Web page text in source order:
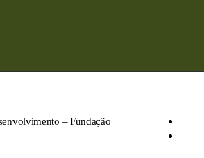
– Fundação